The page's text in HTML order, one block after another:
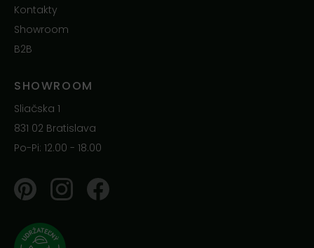
Kontakty
Showroom
B2B
SHOWROOM
Sliačska 1
831 02 Bratislava
Po-Pi: 12.00 - 18.00
PinterestInstagramFacebook